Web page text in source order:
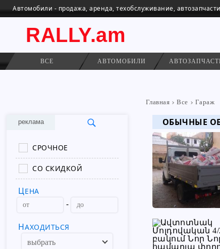
Автомобили - продажа, аренда, техобслуживание,
RALLY.am
ВСЕ АВТОМОБИЛИ
Главная Все Гараж
реклама
СРОЧНОЕ
СО СКИДКОЙ
ЦЕНА
-
НАХОДИТЬСЯ
ОБЫЧНЫЕ